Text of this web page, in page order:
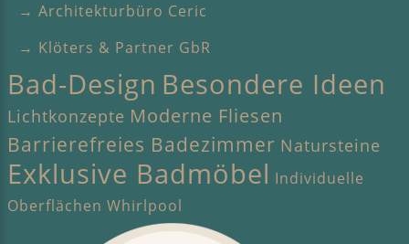
→ Architekturbüro Ceric
→ Klöters & Partner GbR
Bad-Design Besondere Ideen
Lichtkonzepte Moderne Fliesen
Barrierefreies Badezimmer Natursteine
Exklusive Badmöbel Individuelle
Oberflächen Whirlpool